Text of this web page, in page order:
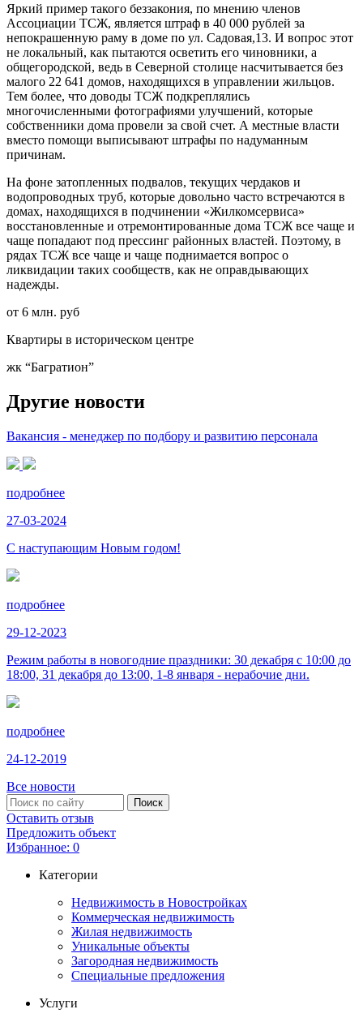
Яркий пример такого беззакония, по мнению членов
Ассоциации ТСЖ, является штраф в 40 000 рублей за
непокрашенную раму в доме по ул. Садовая,13. И вопрос этот
не локальный, как пытаются осветить его чиновники, а
общегородской, ведь в Северной столице насчитывается без
малого 22 641 домов, находящихся в управлении жильцов.
Тем более, что доводы ТСЖ подкреплялись
многочисленными фотографиями улучшений, которые
собственники дома провели за свой счет. А местные власти
вместо помощи выписывают штрафы по надуманным
причинам.
На фоне затопленных подвалов, текущих чердаков и
водопроводных труб, которые довольно часто встречаются в
домах, находящихся в подчинении «Жилкомсервиса»
восстановленные и отремонтированные дома ТСЖ все чаще и
чаще попадают под прессинг районных властей. Поэтому, в
рядах ТСЖ все чаще и чаще поднимается вопрос о
ликвидации таких сообществ, как не оправдывающих
надежды.
от 6 млн. руб
Квартиры в историческом центре
жк “Багратион”
Другие новости
Вакансия - менеджер по подбору и развитию персонала
подробнее
27-03-2024
С наступающим Новым годом!
подробнее
29-12-2023
Режим работы в новогодние праздники: 30 декабря с 10:00 до
18:00, 31 декабря до 13:00, 1-8 января - нерабочие дни.
подробнее
24-12-2019
Все новости
Оставить отзыв
Предложить объект
Избранное: 0
Категории
Недвижимость в Новостройках
Коммерческая недвижимость
Жилая недвижимость
Уникальные объекты
Загородная недвижимость
Специальные предложения
Услуги